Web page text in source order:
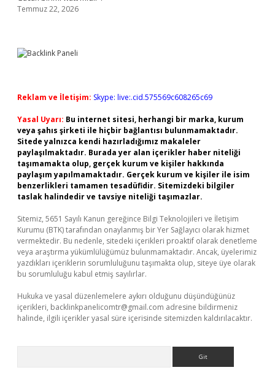
Temmuz 22, 2026
Reklam ve İletişim: Skype: live:.cid.575569c608265c69
Yasal Uyarı: Bu internet sitesi, herhangi bir marka, kurum
veya şahıs şirketi ile hiçbir bağlantısı bulunmamaktadır.
Sitede yalnızca kendi hazırladığımız makaleler
paylaşılmaktadır. Burada yer alan içerikler haber niteliği
taşımamakta olup, gerçek kurum ve kişiler hakkında
paylaşım yapılmamaktadır. Gerçek kurum ve kişiler ile isim
benzerlikleri tamamen tesadüfidir. Sitemizdeki bilgiler
taslak halindedir ve tavsiye niteliği taşımazlar.
Sitemiz, 5651 Sayılı Kanun gereğince Bilgi Teknolojileri ve İletişim
Kurumu (BTK) tarafından onaylanmış bir Yer Sağlayıcı olarak hizmet
vermektedir. Bu nedenle, sitedeki içerikleri proaktif olarak denetleme
veya araştırma yükümlülüğümüz bulunmamaktadır. Ancak, üyelerimiz
yazdıkları içeriklerin sorumluluğunu taşımakta olup, siteye üye olarak
bu sorumluluğu kabul etmiş sayılırlar.
Hukuka ve yasal düzenlemelere aykırı olduğunu düşündüğünüz
içerikleri, backlinkpanelicomtr@gmail.com adresine bildirmeniz
halinde, ilgili içerikler yasal süre içerisinde sitemizden kaldırılacaktır.